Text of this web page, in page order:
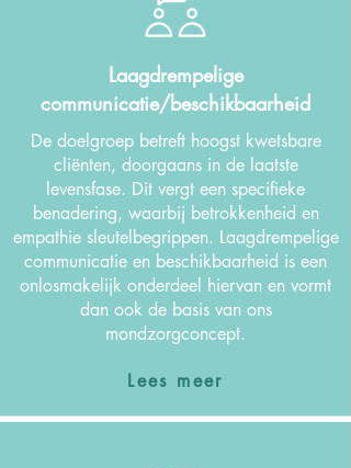
Laagdrempelige
communicatie/beschikbaarheid
De doelgroep betreft hoogst kwetsbare
cliënten, doorgaans in de laatste
levensfase. Dit vergt een specifieke
benadering, waarbij betrokkenheid en
empathie sleutelbegrippen. Laagdrempelige
communicatie en beschikbaarheid is een
onlosmakelijk onderdeel hiervan en vormt
dan ook de basis van ons
mondzorgconcept.
Lees meer